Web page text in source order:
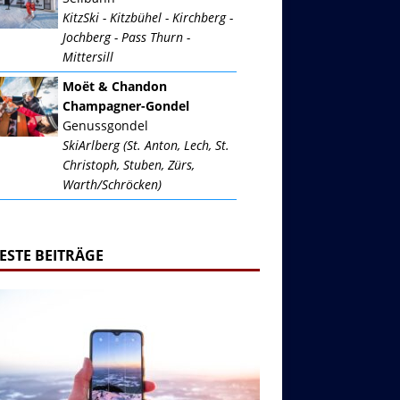
KitzSki - Kitzbühel - Kirchberg -
Jochberg - Pass Thurn -
Mittersill
Moët & Chandon
Champagner-Gondel
Genussgondel
SkiArlberg (St. Anton, Lech, St.
Christoph, Stuben, Zürs,
Warth/Schröcken)
BEITRÄGE